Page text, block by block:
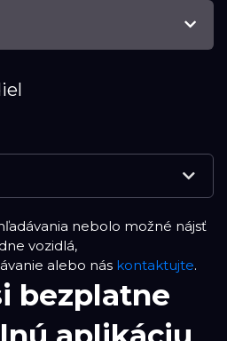
nebolo možné nájsť
vozidlá,
alebo nás kontaktujte.
bezplatne